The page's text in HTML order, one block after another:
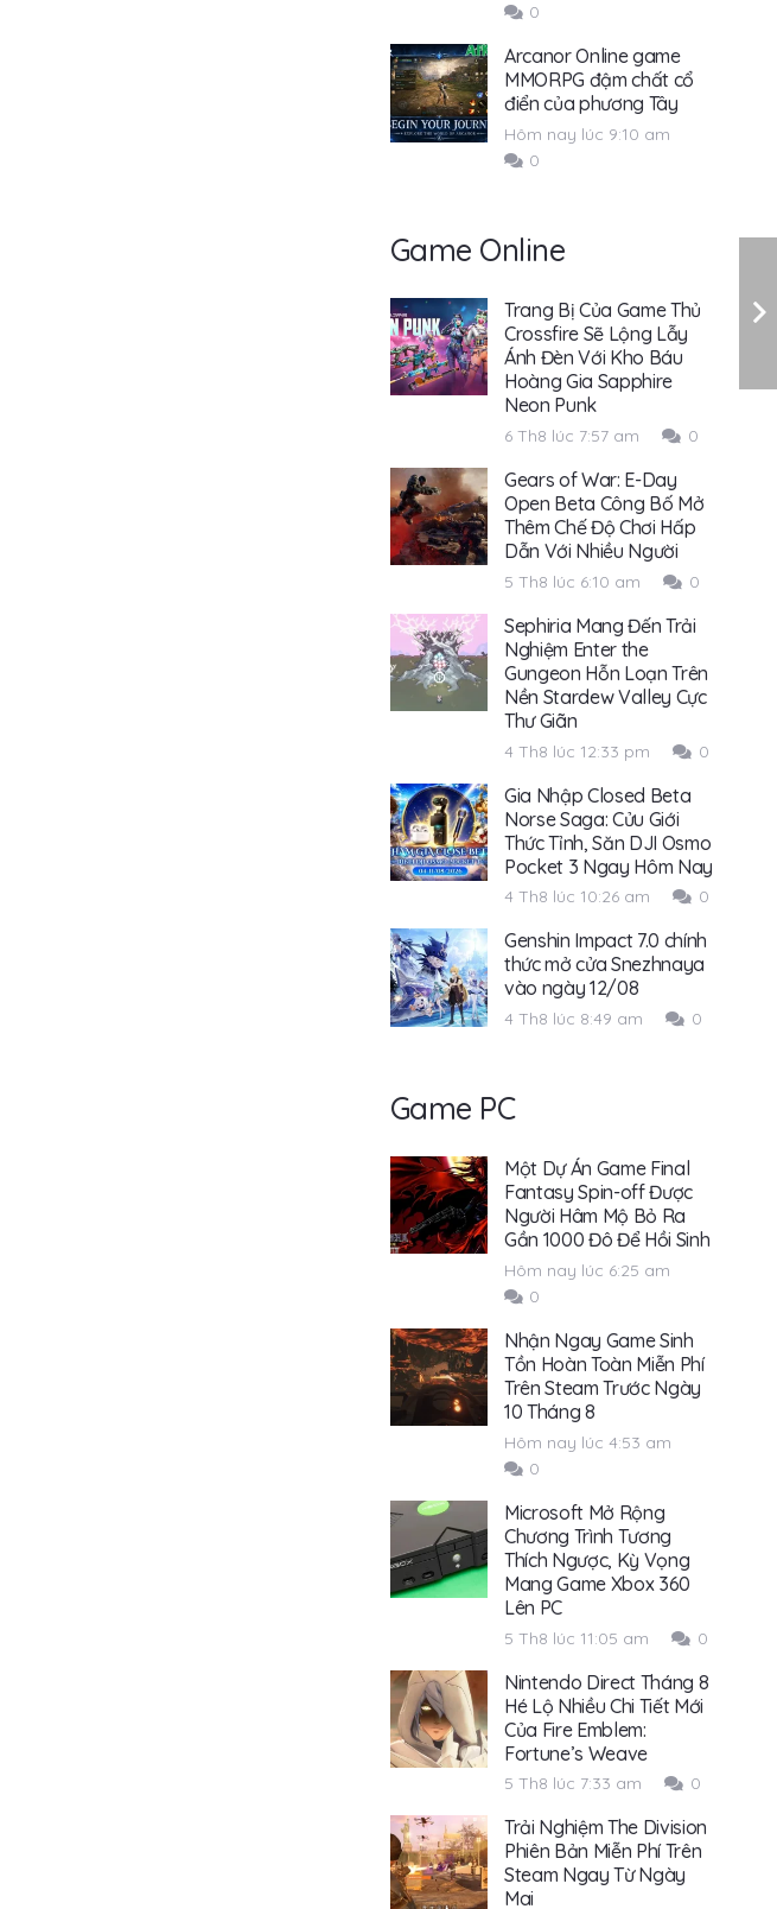
0
Arcanor Online game
MMORPG đậm chất cổ
điển của phương Tây
Hôm nay lúc 9:10 am
0
Game Online
Trang Bị Của Game Thủ
Crossfire Sẽ Lộng Lẫy
Ánh Đèn Với Kho Báu
Hoàng Gia Sapphire
Neon Punk
6 Th8 lúc 7:57 am 0
Gears of War: E-Day
Open Beta Công Bố Mở
Thêm Chế Độ Chơi Hấp
Dẫn Với Nhiều Người
5 Th8 lúc 6:10 am 0
Sephiria Mang Đến Trải
Nghiệm Enter the
Gungeon Hỗn Loạn Trên
Nền Stardew Valley Cực
Thư Giãn
4 Th8 lúc 12:33 pm 0
Gia Nhập Closed Beta
Norse Saga: Cửu Giới
Thức Tỉnh, Săn DJI Osmo
Pocket 3 Ngay Hôm Nay
4 Th8 lúc 10:26 am 0
Genshin Impact 7.0 chính
thức mở cửa Snezhnaya
vào ngày 12/08
4 Th8 lúc 8:49 am 0
Game PC
Một Dự Án Game Final
Fantasy Spin-off Được
Người Hâm Mộ Bỏ Ra
Gần 1000 Đô Để Hồi Sinh
Hôm nay lúc 6:25 am
0
Nhận Ngay Game Sinh
Tồn Hoàn Toàn Miễn Phí
Trên Steam Trước Ngày
10 Tháng 8
Hôm nay lúc 4:53 am
0
Microsoft Mở Rộng
Chương Trình Tương
Thích Ngược, Kỳ Vọng
Mang Game Xbox 360
Lên PC
5 Th8 lúc 11:05 am 0
Nintendo Direct Tháng 8
Hé Lộ Nhiều Chi Tiết Mới
Của Fire Emblem:
Fortune’s Weave
5 Th8 lúc 7:33 am 0
Trải Nghiệm The Division
Phiên Bản Miễn Phí Trên
Steam Ngay Từ Ngày
Mai